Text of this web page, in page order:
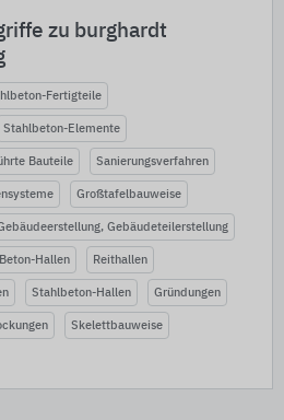
zu burghardt
Fertigteile
Stahlbeton-Elemente
Bauteile Sanierungsverfahren
Großtafelbauweise
Gebäudeteilerstellung
Beton-Hallen Reithallen
Stahlbeton-Hallen Gründungen
Skelettbauweise